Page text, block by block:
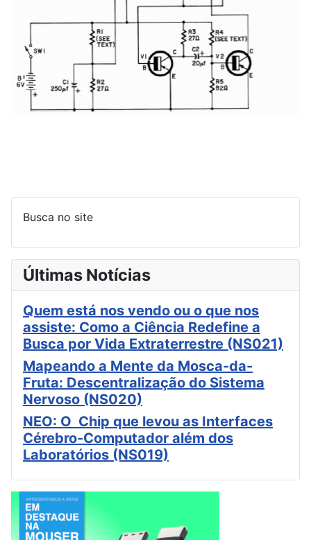
Busca no site
Últimas Notícias
Quem está nos vendo ou o que nos
assiste: Como a Ciência Redefine a
Busca por Vida Extraterrestre (NS021)
Mapeando a Mente da Mosca-da-
Fruta: Descentralização do Sistema
Nervoso (NS020)
NEO: O Chip que levou as Interfaces
Cérebro-Computador além dos
Laboratórios (NS019)